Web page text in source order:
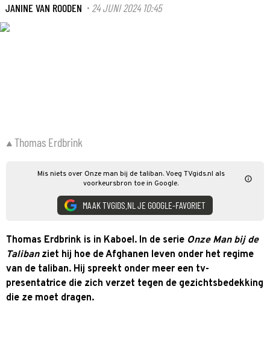
JANINE VAN ROODEN · 24 JUNI 2024 10:45
Thomas Erdbrink
Mis niets over Onze man bij de taliban. Voeg TVgids.nl als
voorkeursbron toe in Google.
MAAK TVGIDS.NL JE GOOGLE-FAVORIET
Thomas Erdbrink is in Kaboel. In de serie Onze Man bij de
Talibanziet hij hoe de Afghanen leven onder het regime
van de taliban. Hij spreekt onder meer een tv-
presentatrice die zich verzet tegen de gezichtsbedekking
die ze moet dragen.